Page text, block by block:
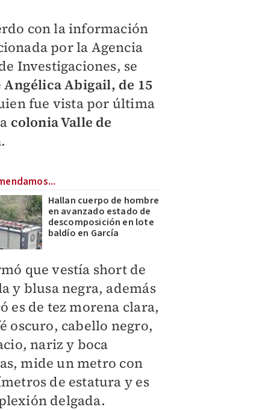
con la información
por la Agencia
Investigaciones, se
Angélica Abigail, de 15
fue vista por última
colonia Valle de
.
Hallan cuerpo de hombre
en avanzado estado de
descomposición en lote
baldío en García
que vestía short de
y blusa negra, además
es de tez morena clara,
oscuro, cabello negro,
nariz y boca
mide un metro con
de estatura y es
delgada.